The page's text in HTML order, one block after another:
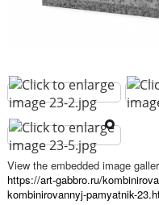
View the embedded image
https://art-gabbro.ru/
kombinirovannyj-pamyatnik-